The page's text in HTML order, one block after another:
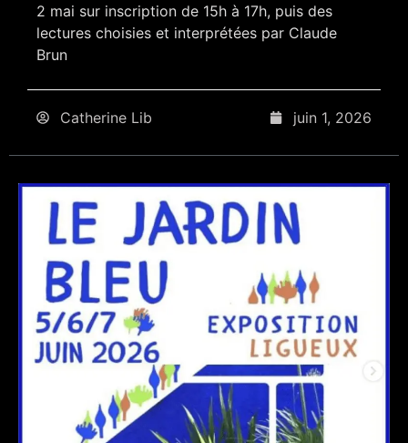
2 mai sur inscription de 15h à 17h, puis des
lectures choisies et interprétées par Claude
Brun
Catherine Lib juin 1, 2026